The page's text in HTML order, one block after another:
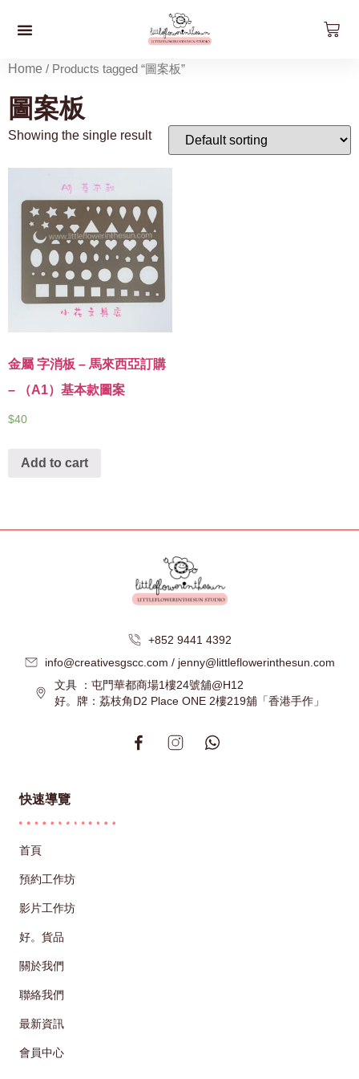
Home / Products tagged “圖案板”
圖案板
Showing the single result
金屬 字消板 – 馬來西亞訂購
– （A1）基本款圖案
$40
Add to cart
+852 9441 4392
info@creativesgscc.com / jenny@littleflowerinthesun.com
文具 ：屯門華都商場1樓24號舖@H12
好。牌：荔枝角D2 Place ONE 2樓219舖「香港手作」
快速導覽
首頁
預約工作坊
影片工作坊
好。貨品
關於我們
聯絡我們
最新資訊
會員中心